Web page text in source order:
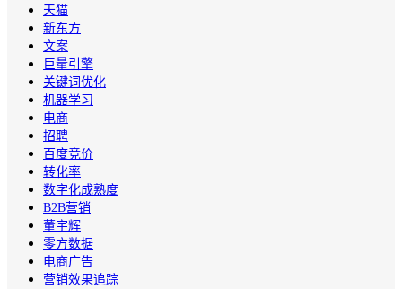
天猫
新东方
文案
巨量引擎
关键词优化
机器学习
电商
招聘
百度竞价
转化率
数字化成熟度
B2B营销
董宇辉
零方数据
电商广告
营销效果追踪